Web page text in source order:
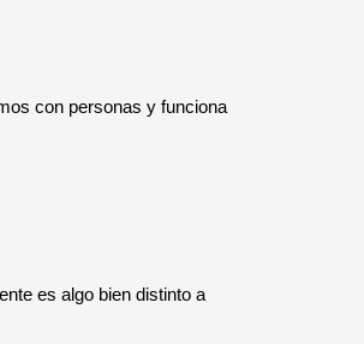
con personas y funciona
es algo bien distinto a